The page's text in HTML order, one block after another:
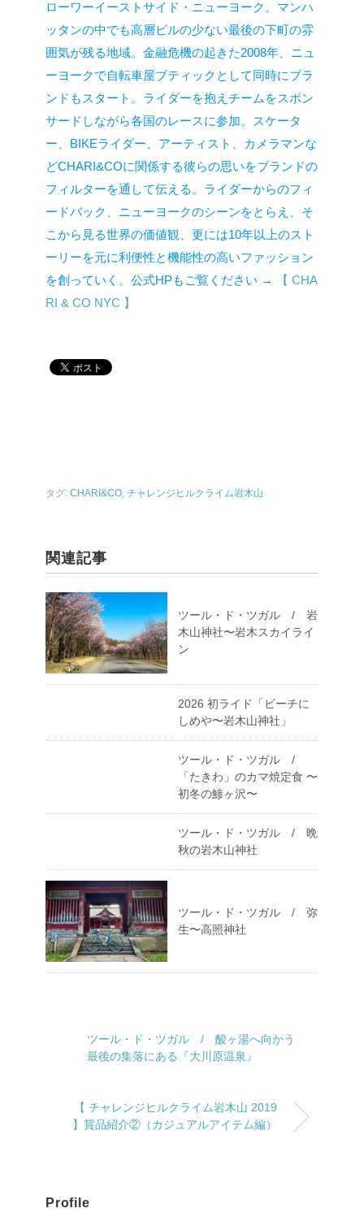
ローワーイーストサイド・ニューヨーク。マンハ
ッタンの中でも高層ビルの少ない最後の下町の雰
囲気が残る地域。金融危機の起きた2008年、ニュ
ーヨークで自転車屋ブティックとして同時にブラ
ンドもスタート。ライダーを抱えチームをスポン
サードしながら各国のレースに参加。スケータ
ー、BIKEライダー、アーティスト、カメラマンな
どCHARI&COに関係する彼らの思いをブランドの
フィルターを通して伝える。ライダーからのフィ
ードバック、ニューヨークのシーンをとらえ、そ
こから見る世界の価値観、更には10年以上のスト
ーリーを元に利便性と機能性の高いファッション
を創っていく。 公式HPもご覧ください →
【 CHA
RI & CO NYC 】
タグ: CHARI&CO, チャレンジヒルクライム岩木山
関連記事
ツール・ド・ツガル / 岩
木山神社〜岩木スカイライ
ン
2026 初ライド「ビーチに
しめや〜岩木山神社」
ツール・ド・ツガル /
「たきわ」のカマ焼定食 〜
初冬の鯵ヶ沢〜
ツール・ド・ツガル / 晩
秋の岩木山神社
ツール・ド・ツガル / 弥
生〜高照神社
ツール・ド・ツガル / 酸ヶ湯へ向かう
最後の集落にある『大川原温泉』
【 チャレンジヒルクライム岩木山 2019
】賞品紹介②（カジュアルアイテム編）
Profile